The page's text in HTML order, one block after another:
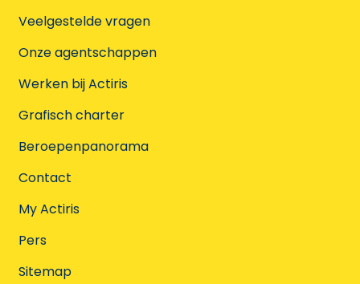
Veelgestelde vragen
Onze agentschappen
Werken bij Actiris
Grafisch charter
Beroepenpanorama
Contact
My Actiris
Pers
Sitemap